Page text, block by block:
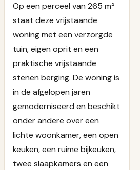
Op een perceel van 265 m²
staat deze vrijstaande
woning met een verzorgde
tuin, eigen oprit en een
praktische vrijstaande
stenen berging. De woning is
in de afgelopen jaren
gemoderniseerd en beschikt
onder andere over een
lichte woonkamer, een open
keuken, een ruime bijkeuken,
twee slaapkamers en een